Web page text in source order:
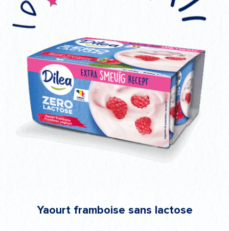
Yaourt framboise sans lactose